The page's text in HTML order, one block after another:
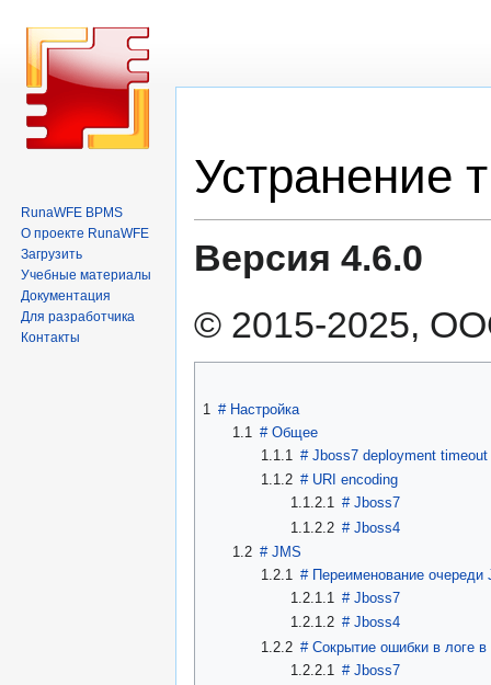
к
навигации
к
поиску
Устранение
Версия 4.6.0
© 2015-2025,
1 # Настройка
1.1 # Общее
1.1.1 #Jboss7 deployment timeout
1.1.2 # URI encoding
1.1.2.1 # Jboss7
1.1.2.2 # Jboss4
1.2 # JMS
1.2.1 # Переименование очереди
1.2.1.1 # Jboss7
1.2.1.2 # Jboss4
1.2.2 #Сокрытие ошибки в логе
1.2.2.1 # Jboss7
RunaWFE BPMS
О проекте RunaWFE
Загрузить
Учебные материалы
Документация
Для разработчика
Контакты